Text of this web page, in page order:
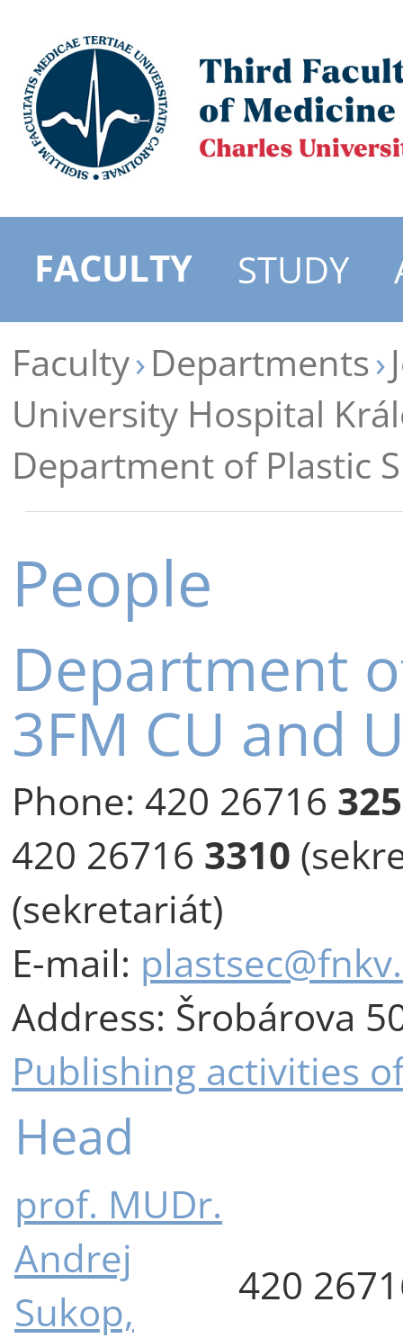
FACULTY STUDY
Faculty Departments
University Hospital
Department of Plastic
People
Department
3FM CU and
Phone: 420 26716
420 26716 3310
(sekretariát)
E-mail:
Address: Šrobárova
Publishing activities
Head
prof. MUDr.
Andrej
Sukop,
420